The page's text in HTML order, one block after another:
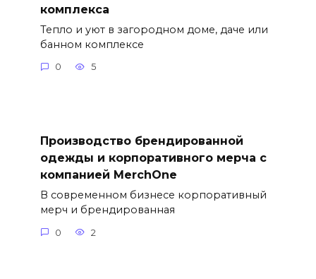
комплекса
Тепло и уют в загородном доме, даче или
банном комплексе
0 5
Производство брендированной
одежды и корпоративного мерча с
компанией MerchOne
В современном бизнесе корпоративный
мерч и брендированная
0 2